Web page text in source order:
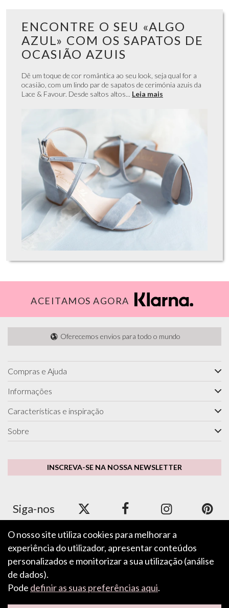
ENCONTRE O SEU «ALGO
AZUL» COM OS SAPATOS DE
OCASIÃO AZUIS
Dê um toque de cor romântica ao seu look, seja qual for a
ocasião, com um lindo par de sapatos de cerimónia azuis da
Lace & Favour. Desde saltos altos... Leia mais
ACEITAMOS AGORA
Oferecemos envios para todo o mundo
Compras e Ajuda
Informações
Características e inspiração
Sobre
INSCREVA-SE NA NOSSA NEWSLETTER
Siga-nos
Aceitamos Apple Pay, Google Pay, PayPal e cartões de
O nosso site utiliza cookies para melhorar a
experiência do utilizador, apresentar conteúdos
personalizados e monitorizar a sua utilização (análise
de dados).
Pode definir as suas preferências aqui.